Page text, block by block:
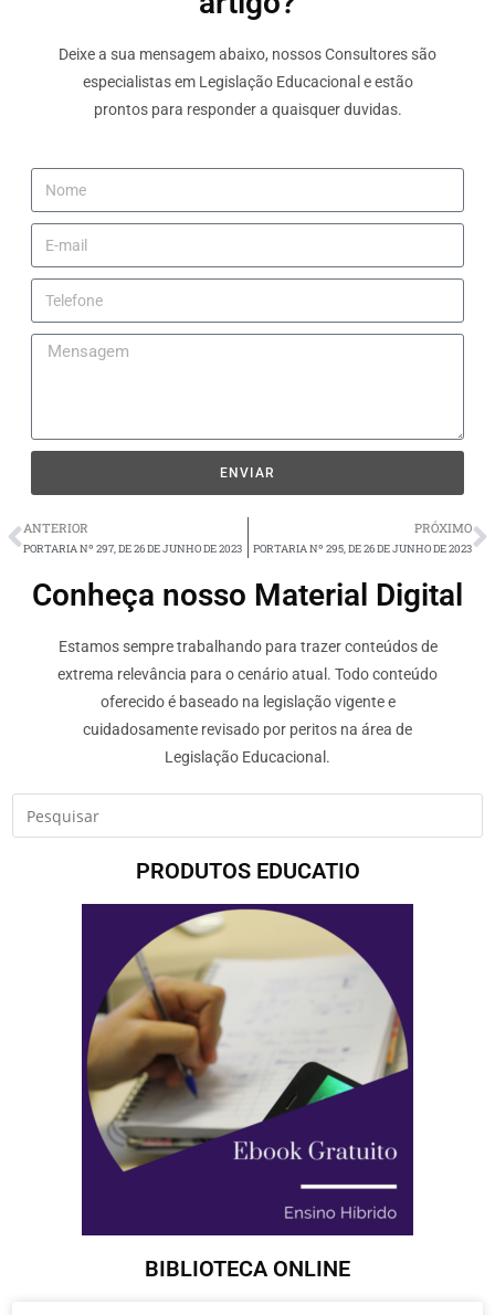
Deixe a sua mensagem abaixo, nossos Consultores são
especialistas em Legislação Educacional e estão
prontos para responder a quaisquer duvidas.
ENVIAR
ANTERIOR
PORTARIA Nº 297, DE 26 DE JUNHO DE 2023
PRÓXIMO
PORTARIA Nº 295, DE 26 DE JUNHO DE 2023
Conheça nosso Material Digital
Estamos sempre trabalhando para trazer conteúdos de
extrema relevância para o cenário atual. Todo conteúdo
oferecido é baseado na legislação vigente e
cuidadosamente revisado por peritos na área de
Legislação Educacional.
PRODUTOS EDUCATIO
BIBLIOTECA ONLINE